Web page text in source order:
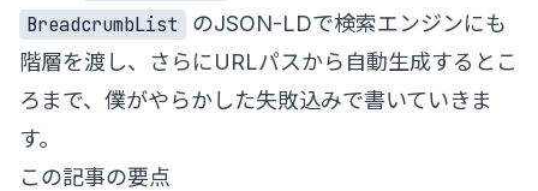
BreadcrumbList
のJSON-LDで検索エンジンにも
階層を渡し、さらにURLパスから自動生成するとこ
ろまで、僕がやらかした失敗込みで書いていきま
す。
この記事の要点